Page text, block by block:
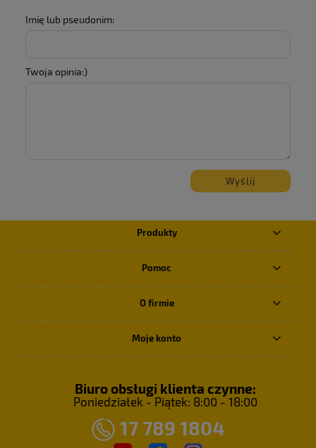
Imię lub pseudonim:
Twoja opinia:)
Wyślij
Produkty
Pomoc
O firmie
Moje konto
Biuro obsługi klienta czynne:
Poniedziałek - Piątek: 8:00 - 18:00
17 789 1804